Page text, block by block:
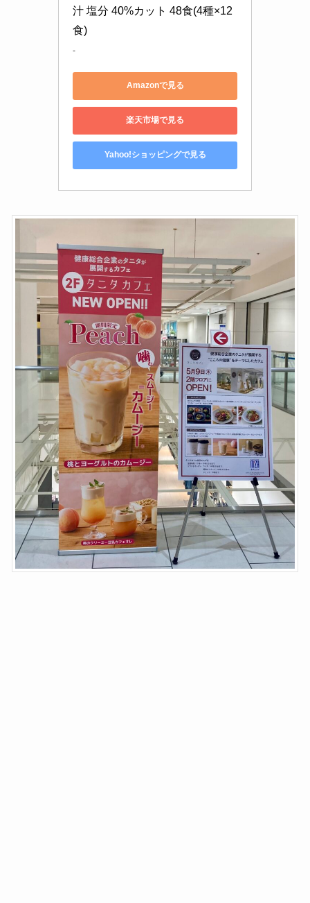
汁 塩分 40%カット 48食(4種×12
食)
-
Amazonで見る
楽天市場で見る
Yahoo!ショッピングで見る